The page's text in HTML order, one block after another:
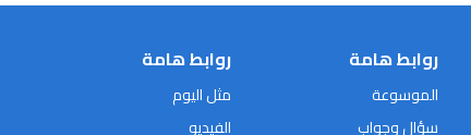
روابط هامة
الموسوعة
سؤال وجواب
روابط هامة
مثل اليوم
الفيديو